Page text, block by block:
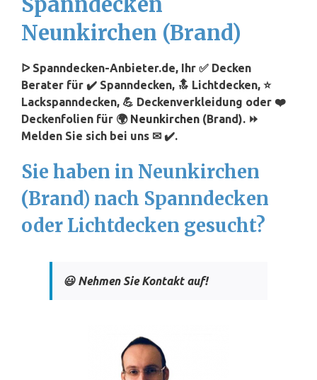
Neunkirchen (Brand)
ᐅ Spanndecken-Anbieter.de, Ihr ✅ Decken
Berater für ✔️ Spanndecken, 🔝 Lichtdecken, ⭐
Lackspanndecken, 💪 Deckenverkleidung oder ❤️
Deckenfolien für 🌍 Neunkirchen (Brand). ⏩
Melden Sie sich bei uns ✉ ✔️.
Sie haben in Neunkirchen
(Brand) nach Spanndecken
oder Lichtdecken gesucht?
😃 Nehmen Sie Kontakt auf!